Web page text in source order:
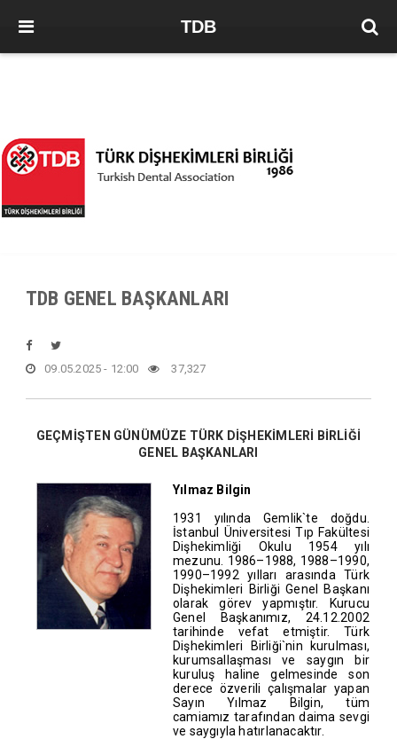
TDB
TDB GENEL BAŞKANLARI
09.05.2025 - 12:00 37,327
GEÇMİŞTEN GÜNÜMÜZE TÜRK DİŞHEKİMLERİ BİRLİĞİ
GENEL BAŞKANLARI
Yılmaz Bilgin
1931 yılında Gemlik`te doğdu.
İstanbul Üniversitesi Tıp Fakültesi
Dişhekimliği Okulu 1954 yılı
mezunu. 1986–1988, 1988–1990,
1990–1992 yılları arasında Türk
Dişhekimleri Birliği Genel Başkanı
olarak görev yapmıştır. Kurucu
Genel Başkanımız, 24.12.2002
tarihinde vefat etmiştir. Türk
Dişhekimleri Birliği`nin kurulması,
kurumsallaşması ve saygın bir
kuruluş haline gelmesinde son
derece özverili çalışmalar yapan
Sayın Yılmaz Bilgin, tüm
camiamız tarafından daima sevgi
ve saygıyla hatırlanacaktır.